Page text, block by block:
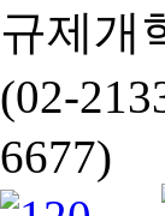
규제개
(02-
6677)